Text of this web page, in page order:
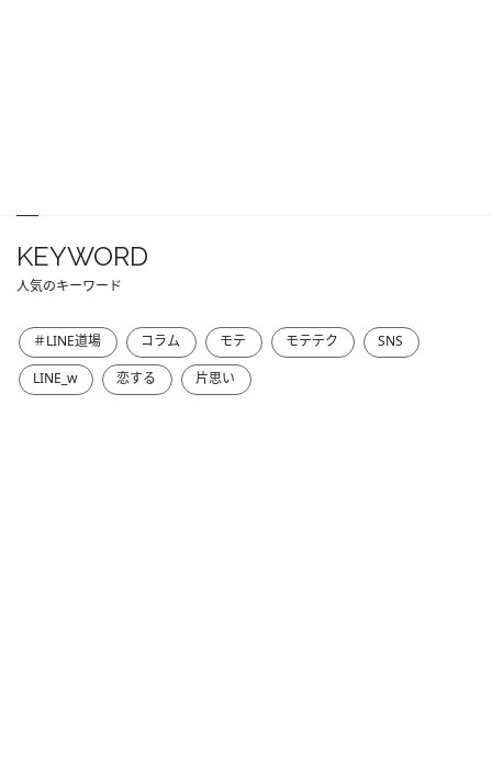
KEYWORD
人気のキーワード
＃LINE道場 コラム モテ モテテク
SNS
LINE_w
恋する 片思い